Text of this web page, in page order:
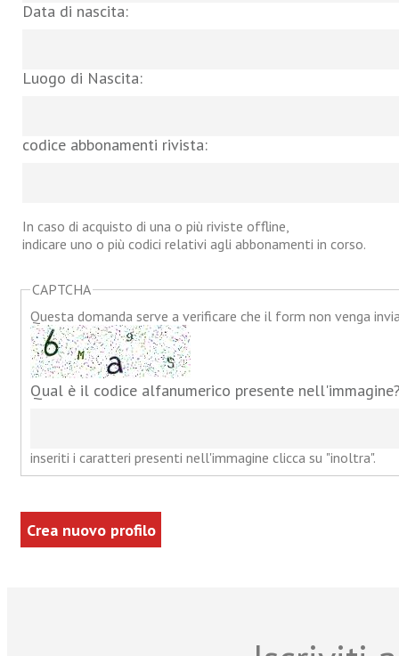
Data di nascita:
Luogo di Nascita:
codice abbonamenti rivista:
In caso di acquisto di una o più riviste offline,
indicare uno o più codici relativi agli abbonamenti in corso.
CAPTCHA
Questa domanda serve a verificare che il form non venga
Qual è il codice alfanumerico presente
inseriti i caratteri presenti nell'immagine clicca su "inoltra".